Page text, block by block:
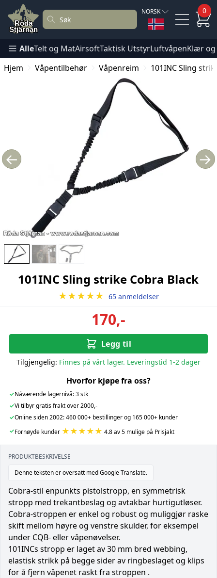
NORSK 0
AlleTelt og MatAirsoftTaktisk UtstyrLuftvåpenKlær
Hjem
Våpentilbehør Våpenreim 101INC Sling
← →
101INC Sling strike Cobra Black
★★★★★ 65 anmeldelser
170,-
Legg til
Tilgjengelig: Finnes på vårt lager. Leveringstid 1-2 dager
Hvorfor kjøpe fra oss?
✓Nåværende lagernivå: 3 stk
✓Vi tilbyr gratis frakt over 2000,-
✓Online siden 2002: 460 000+ bestillinger og 165 000+ kunder
✓Fornøyde kunder ★★★★★ 4.8 av 5 mulige på Prisjakt
PRODUKTBESKRIVELSE
Denne teksten er oversatt med Google Translate.
Cobra-stil enpunkts pistolstropp, en symmetrisk
stropp med trekantbeslag og avtakbar hurtigutløser.
Cobra-stroppen er enkel og robust og muliggjør raske
skift mellom høyre og venstre skulder, for eksempel
under CQB- eller våpenøvelser.
101INCs stropp er laget av 30 mm bred webbing,
elastisk strikk på begge sider av ringbeslaget og klips
for å fjern våpenet raskt fra stroppen .